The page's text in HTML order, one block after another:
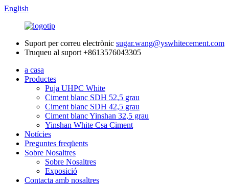
English
Suport per correu electrònic sugar.wang@yswhitecement.com
Truqueu al suport +8613576043305
a casa
Productes
Puja UHPC White
Ciment blanc SDH 52,5 grau
Ciment blanc SDH 42,5 grau
Ciment blanc Yinshan 32,5 grau
Yinshan White Csa Ciment
Notícies
Preguntes freqüents
Sobre Nosaltres
Sobre Nosaltres
Exposició
Contacta amb nosaltres